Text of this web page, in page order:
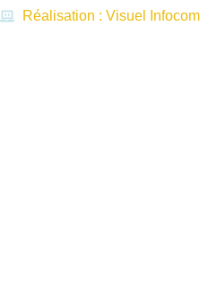
Réalisation : Visuel Infocom